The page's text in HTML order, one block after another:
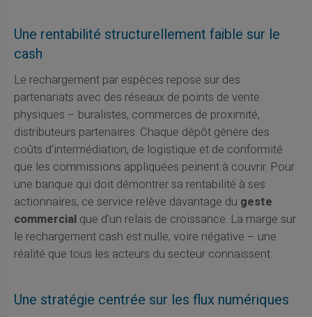
Une rentabilité structurellement faible sur le
cash
Le rechargement par espèces repose sur des
partenariats avec des réseaux de points de vente
physiques – buralistes, commerces de proximité,
distributeurs partenaires. Chaque dépôt génère des
coûts d'intermédiation, de logistique et de conformité
que les commissions appliquées peinent à couvrir. Pour
une banque qui doit démontrer sa rentabilité à ses
actionnaires, ce service relève davantage du geste
commercialque d'un relais de croissance. La marge sur
le rechargement cash est nulle, voire négative – une
réalité que tous les acteurs du secteur connaissent.
Une stratégie centrée sur les flux numériques